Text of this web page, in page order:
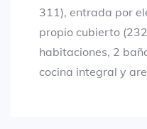
311), entrada por
propio cubierto
habitaciones, 2
cocina integral y